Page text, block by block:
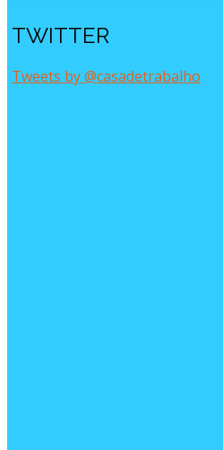
TWITTER
Tweets by @casadetrabalho